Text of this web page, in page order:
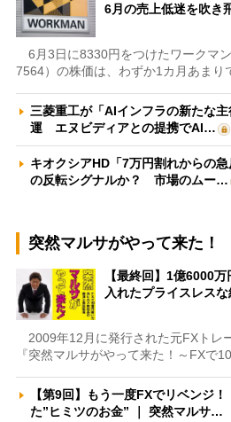
6月の売上低迷を吹き
6月3日に8330円をつけたワークマ
7564）の株価は、わずか1カ月あまり
三菱重工が「AIインフラの新たな
運 エヌビディアとの提携でAI…
キオクシアHD「7万円割れからの
の反転シグナルか？ 市場のムー…
突然マルサがやって来た！
【最終回】1億6000
入れたプライスレス
2009年12月に発行された元FXトレ
『突然マルサがやって来た！～FXで
【第9回】もう一度FXでリベンジ
た”ヒミツのお金” ｜ 突然マルサ…